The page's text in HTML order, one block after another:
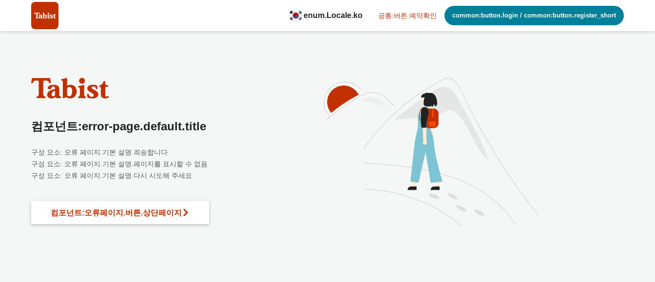
enum.Locale.ko 공통:버튼.예약확인 common:button.login / common:button.register_short
컴포넌트:error-page.default.title
구성 요소: 오류 페이지.기본 설명.죄송합니다
구성 요소: 오류 페이지.기본 설명.페이지를 표시할 수 없음
구성 요소: 오류 페이지.기본 설명.다시 시도해 주세요
컴포넌트:오류페이지.버튼.상단페이지